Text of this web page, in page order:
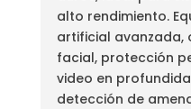
alto rendimiento.
artificial avanzada,
facial, protección
video en
detección de